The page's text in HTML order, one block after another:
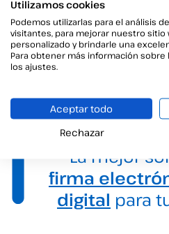
La mejor
firma
digital para
Utilizamos cookies
Podemos utilizarlas para el análisis
visitantes, para mejorar nuestro
personalizado y brindarle una
Para obtener más información sobre
los ajustes.
Aceptar todo
Rechazar